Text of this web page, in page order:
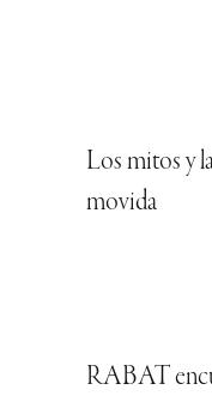
Los mitos y
movida
RABAT